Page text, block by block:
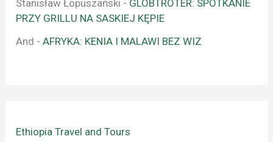
Stanisław Łopuszański - GLOBTROTER: SPOTKANIE
PRZY GRILLU NA SASKIEJ KĘPIE
And -AFRYKA: KENIA I MALAWI BEZ WIZ
Ethiopia Travel and Tours